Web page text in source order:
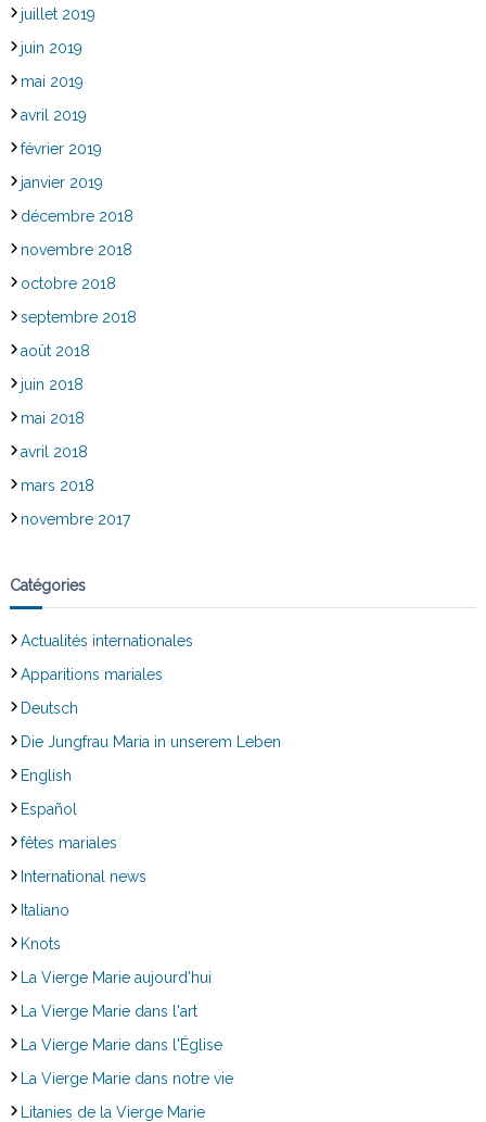
juillet 2019
juin 2019
mai 2019
avril 2019
février 2019
janvier 2019
décembre 2018
novembre 2018
octobre 2018
septembre 2018
août 2018
juin 2018
mai 2018
avril 2018
mars 2018
novembre 2017
Catégories
Actualités internationales
Apparitions mariales
Deutsch
Die Jungfrau Maria in unserem Leben
English
Español
fêtes mariales
International news
Italiano
Knots
La Vierge Marie aujourd'hui
La Vierge Marie dans l'art
La Vierge Marie dans l'Église
La Vierge Marie dans notre vie
Litanies de la Vierge Marie